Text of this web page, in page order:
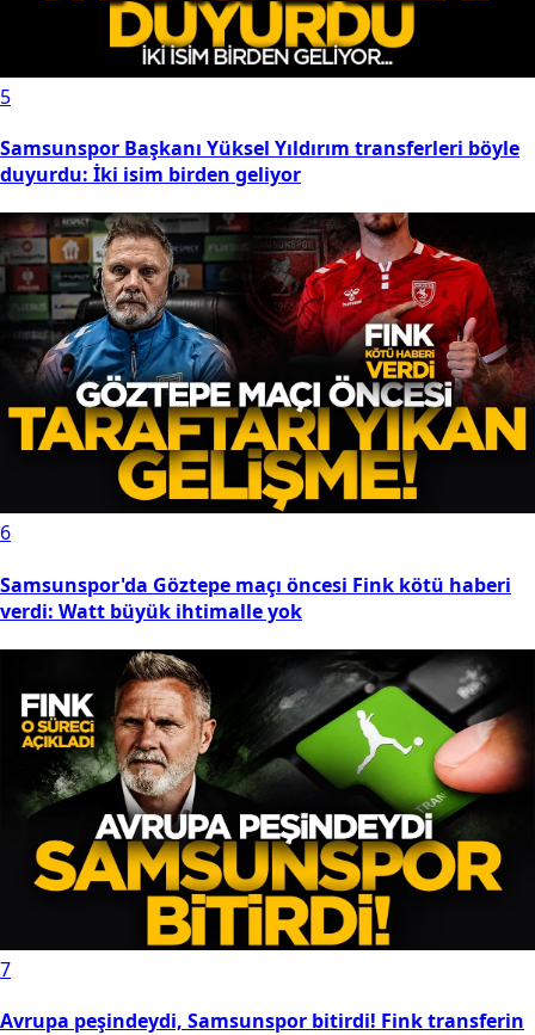
5
Samsunspor Başkanı Yüksel Yıldırım transferleri böyle
duyurdu: İki isim birden geliyor
6
Samsunspor'da Göztepe maçı öncesi Fink kötü haberi
verdi: Watt büyük ihtimalle yok
7
Avrupa peşindeydi, Samsunspor bitirdi! Fink transferin